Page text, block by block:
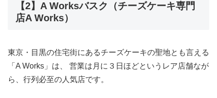
【2】A Worksバスク（チーズケーキ専門
店A Works）
東京・目黒の住宅街にあるチーズケーキの聖地とも言える
「A Works」は、 営業は月に３日ほどというレア店舗なが
ら、行列必至の人気店です。